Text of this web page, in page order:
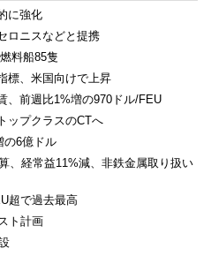
に強化
ロニスなどと提携
料船85隻
標、米国向けで上昇
、前週比1%増の970ドル/FEU
ップクラスのCTへ
の6億ドル
、経常益11%減、非鉄金属取り扱い
超で過去最高
ト計画